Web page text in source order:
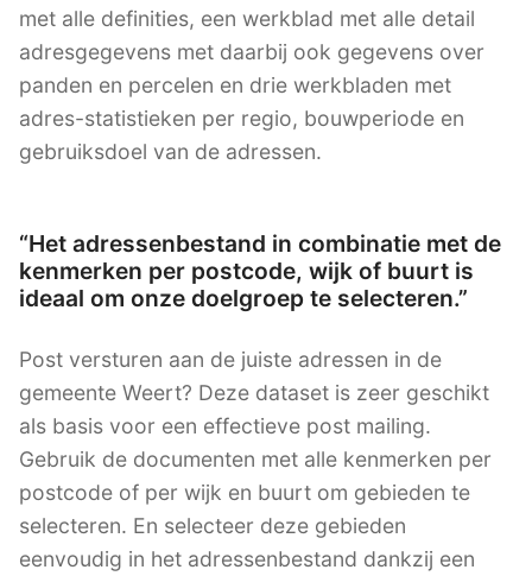
met alle definities, een werkblad met alle detail
adresgegevens met daarbij ook gegevens over
panden en percelen en drie werkbladen met
adres-statistieken per regio, bouwperiode en
gebruiksdoel van de adressen.
“Het adressenbestand in combinatie met de
kenmerken per postcode, wijk of buurt is
ideaal om onze doelgroep te selecteren.”
Post versturen aan de juiste adressen in de
gemeente Weert? Deze dataset is zeer geschikt
als basis voor een effectieve post mailing.
Gebruik de documenten met alle kenmerken per
postcode of per wijk en buurt om gebieden te
selecteren. En selecteer deze gebieden
eenvoudig in het adressenbestand dankzij een